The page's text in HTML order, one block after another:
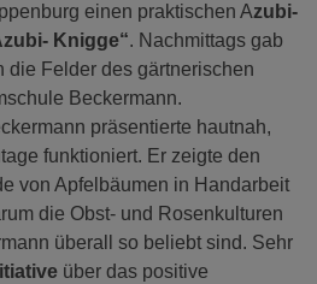
einen praktischen Azubi-
Knigge“. Nachmittags gab
die Felder des gärtnerischen
Beckermann.
präsentierte hautnah,
funktioniert. Er zeigte den
von Apfelbäumen in Handarbeit
die Obst- und Rosenkulturen
überall so beliebt sind. Sehr
über das positive